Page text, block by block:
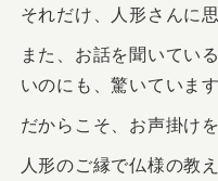
それだけ、人形さんに
また、お話を聞いてい
いのにも、驚いています
だからこそ、お声掛け
人形のご縁で仏様の教